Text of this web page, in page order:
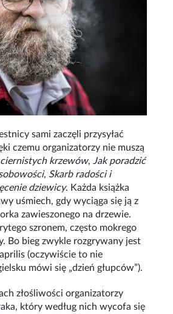
sami zaczęli przysyłać
czemu organizatorzy nie muszą
krzewów, Jak poradzić
, Skarb radości i
dziewicy. Każda książka
uśmiech, gdy wyciąga się ją z
zawieszonego na drzewie.
szronem, często mokrego
Bo bieg zwykle rozgrywany jest
(oczywiście to nie
mówi się „dzień głupców”).
złośliwości organizatorzy
który według nich wycofa się